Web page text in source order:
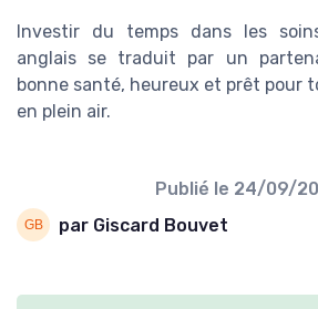
Investir du temps dans les
anglais se traduit par un
bonne santé, heureux et prêt pour
en plein air.
Publié le 24/09/
par Giscard Bouvet